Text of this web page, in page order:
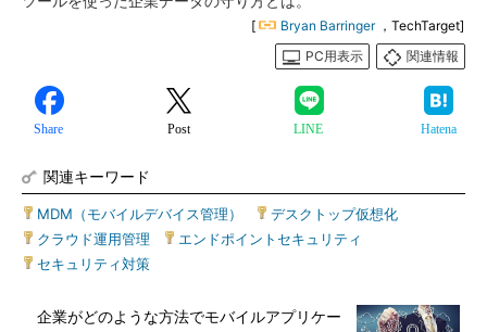
[ Bryan Barringer ，TechTarget]
PC用表示
関連情報
Share Post LINE Hatena
関連キーワード
MDM（モバイルデバイス管理） デスクトップ仮想化
クラウド運用管理
エンドポイントセキュリティ
セキュリティ対策
企業がどのような方法でモバイルアプリケー